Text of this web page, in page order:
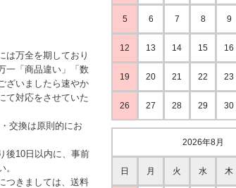
は万全を期しており
一「商品違い」「数
ざいましたら速やか
て対応をさせていた
交換は原則的にお
後10日以内に、事前
つきましては、送料
5 6 7 8 9
12 13 14 15 16
19 20 21 22 23
26 27 28 29 30
2026年8月
日 月 火 水 木